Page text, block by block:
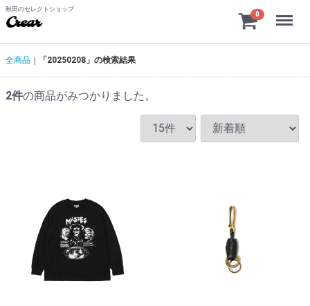
秋田のセレクトショップ
Crear
0 Menu
全商品 「20250208」の検索結果
2件の商品がみつかりました。